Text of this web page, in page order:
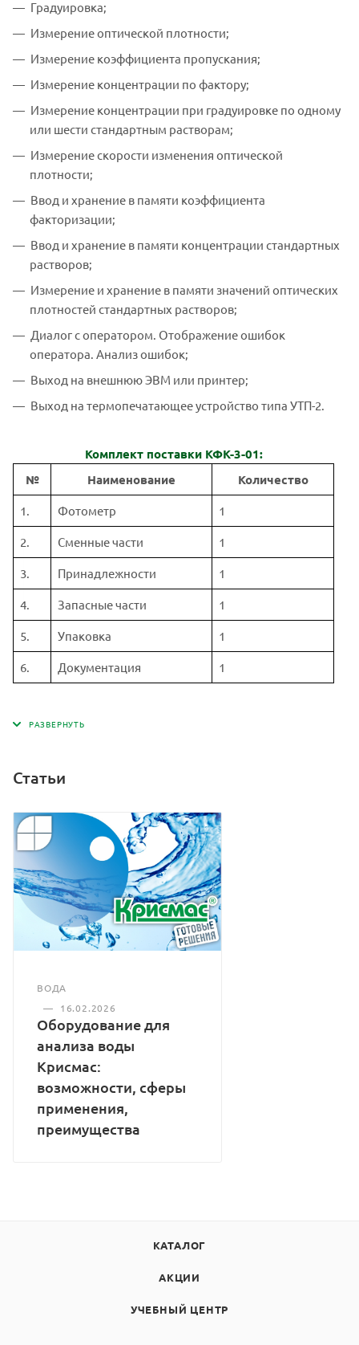
Градуировка;
Измерение оптической плотности;
Измерение коэффициента пропускания;
Измерение концентрации по фактору;
Измерение концентрации при градуировке по одному
или шести стандартным растворам;
Измерение скорости изменения оптической
плотности;
Ввод и хранение в памяти коэффициента
факторизации;
Ввод и хранение в памяти концентрации стандартных
растворов;
Измерение и хранение в памяти значений оптических
плотностей стандартных растворов;
Диалог с оператором. Отображение ошибок
оператора. Анализ ошибок;
Выход на внешнюю ЭВМ или принтер;
Выход на термопечатающее устройство типа УТП-2.
Комплект поставки КФК-3-01:
№
Наименование Количество
1. Фотометр 1
2. Сменные части 1
3. Принадлежности 1
4. Запасные части 1
5. Упаковка 1
6. Документация 1
Статьи
ВОДА
—
16.02.2026
Оборудование для
анализа воды
Крисмас:
возможности, сферы
применения,
преимущества
КАТАЛОГ
АКЦИИ
УЧЕБНЫЙ ЦЕНТР